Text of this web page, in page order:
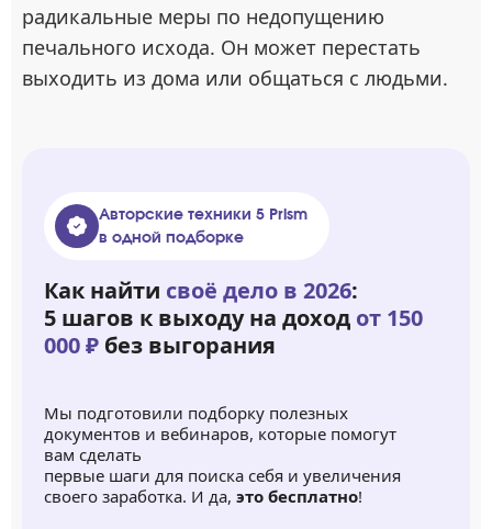
радикальные меры по недопущению
печального исхода. Он может перестать
выходить из дома или общаться с людьми.
Авторские техники 5 Prism
в одной подборке
Как найти своё дело в 2026:
5 шагов к выходу на доход от 150
000 ₽ без выгорания
Мы подготовили подборку полезных
документов и вебинаров, которые помогут
вам сделать
первые шаги для поиска себя и увеличения
своего заработка. И да, это бесплатно!